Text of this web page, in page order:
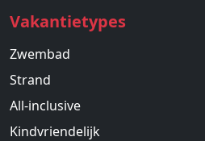
Vakantietypes
Zwembad
Strand
All-inclusive
Kindvriendelijk